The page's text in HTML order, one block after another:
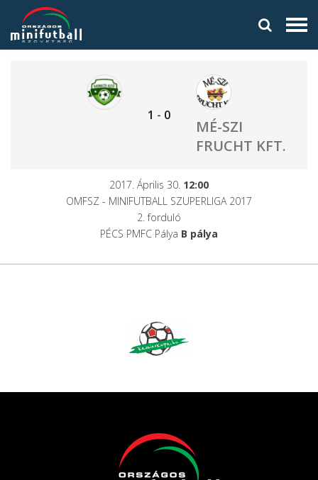
1 - 0
MÉ-SZI
FRUCHT KFT.
2017. Április 30. 12:00
OMFSZ - MINIFUTBALL SZUPERLIGA 2017
2. forduló
PÉCS PMFC Pálya B pálya